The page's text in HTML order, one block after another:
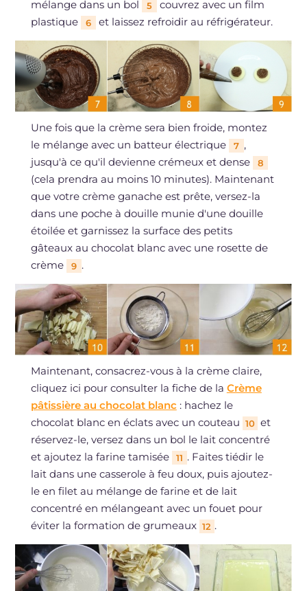
mélange dans un bol 5
couvrez avec un film
plastique
6 et laissez refroidir au réfrigérateur.
Une fois que la crème sera bien froide, montez
le mélange avec un batteur électrique
7 ,
jusqu'à ce qu'il devienne crémeux et dense
8
(cela prendra au moins 10 minutes). Maintenant
que votre crème ganache est prête, versez-la
dans une poche à douille munie d'une douille
étoilée et garnissez la surface des petits
gâteaux au chocolat blanc avec une rosette de
crème
9 .
Maintenant, consacrez-vous à la crème claire,
cliquez ici pour consulter la fiche de la Crème
pâtissière au chocolat blanc : hachez le
chocolat blanc en éclats avec un couteau 10 et
réservez-le, versez dans un bol le lait concentré
et ajoutez la farine tamisée
11 . Faites tiédir le
lait dans une casserole à feu doux, puis ajoutez-
le en filet au mélange de farine et de lait
concentré en mélangeant avec un fouet pour
éviter la formation de grumeaux 12 .